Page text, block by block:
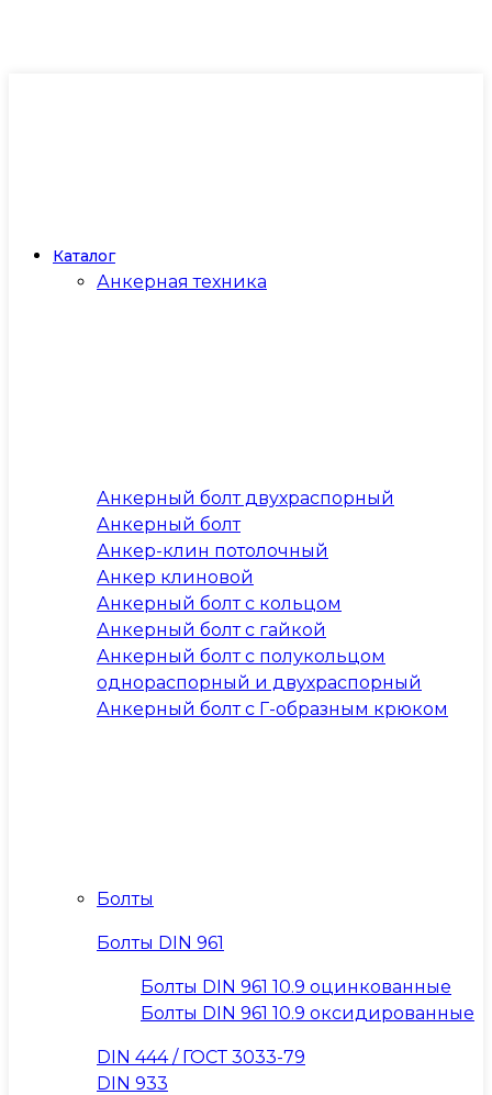
Каталог
Анкерная техника
Анкерный болт двухраспорный
Анкерный болт
Анкер-клин потолочный
Анкер клиновой
Анкерный болт с кольцом
Анкерный болт с гайкой
Анкерный болт с полукольцом
однораспорный и двухраспорный
Анкерный болт с Г-образным крюком
Болты
Болты DIN 961
Болты DIN 961 10.9 оцинкованные
Болты DIN 961 10.9 оксидированные
DIN 444 / ГОСТ 3033-79
DIN 933